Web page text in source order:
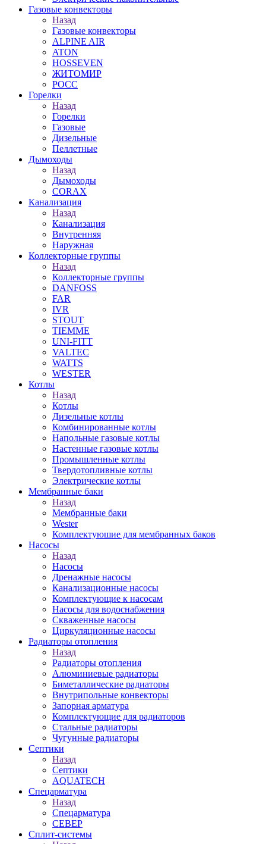
Газовые конвекторы
Назад
Газовые конвекторы
ALPINE AIR
ATON
HOSSEVEN
ЖИТОМИР
РОСС
Горелки
Назад
Горелки
Газовые
Дизельные
Пеллетные
Дымоходы
Назад
Дымоходы
CORAX
Канализация
Назад
Канализация
Внутренняя
Наружная
Коллекторные группы
Назад
Коллекторные группы
DANFOSS
FAR
IVR
STOUT
TIEMME
UNI-FITT
VALTEC
WATTS
WESTER
Котлы
Назад
Котлы
Дизельные котлы
Комбинированные котлы
Напольные газовые котлы
Настенные газовые котлы
Промышленные котлы
Твердотопливные котлы
Электрические котлы
Мембранные баки
Назад
Мембранные баки
Wester
Комплектуюшие для мембранных баков
Насосы
Назад
Насосы
Дренажные насосы
Канализационные насосы
Комплектующие к насосам
Насосы для водоснабжения
Скваженные насосы
Циркуляционные насосы
Радиаторы отопления
Назад
Радиаторы отопления
Алюминиевые радиаторы
Биметаллические радиаторы
Внутрипольные конвекторы
Запорная арматура
Комплектующие для радиаторов
Стальные радиаторы
Чугунные радиаторы
Септики
Назад
Септики
AQUATECH
Спецарматура
Назад
Спецарматура
СЕВЕР
Сплит-системы